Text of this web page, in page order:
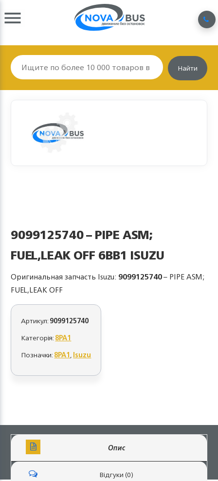
Найти
9099125740 – PIPE ASM;
FUEL,LEAK OFF 6BB1 ISUZU
Оригинальная запчасть Isuzu: 9099125740– PIPE ASM;
FUEL,LEAK OFF
Артикул:9099125740
Категорія:8PA1
Позначки:8PA1,Isuzu
Опис
Відгуки (0)